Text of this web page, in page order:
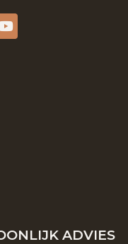
YouTube
ADVIES